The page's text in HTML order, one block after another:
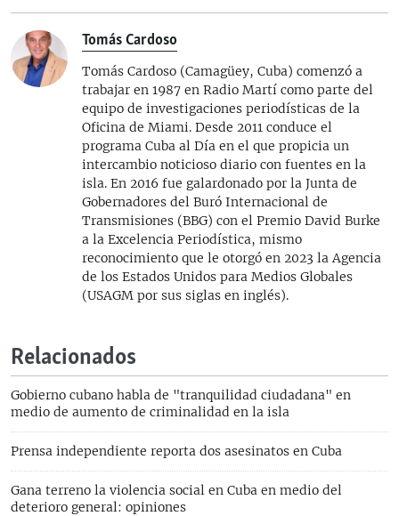
Tomás Cardoso
Tomás Cardoso (Camagüey, Cuba) comenzó a
trabajar en 1987 en Radio Martí como parte del
equipo de investigaciones periodísticas de la
Oficina de Miami. Desde 2011 conduce el
programa Cuba al Día en el que propicia un
intercambio noticioso diario con fuentes en la
isla. En 2016 fue galardonado por la Junta de
Gobernadores del Buró Internacional de
Transmisiones (BBG) con el Premio David Burke
a la Excelencia Periodística, mismo
reconocimiento que le otorgó en 2023 la Agencia
de los Estados Unidos para Medios Globales
(USAGM por sus siglas en inglés).
Relacionados
Gobierno cubano habla de "tranquilidad ciudadana" en
medio de aumento de criminalidad en la isla
Prensa independiente reporta dos asesinatos en Cuba
Gana terreno la violencia social en Cuba en medio del
deterioro general: opiniones